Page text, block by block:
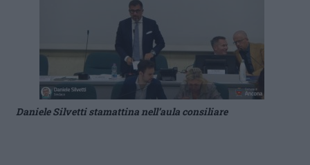
Daniele Silvetti stamattina nell’aula consiliare